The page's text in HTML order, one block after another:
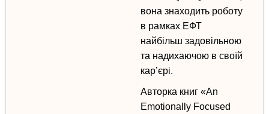
вона знаходить роботу
в рамках ЕФТ
найбільш задовільною
та надихаючою в своїй
кар’єрі.
Авторка книг «An
Emotionally Focused